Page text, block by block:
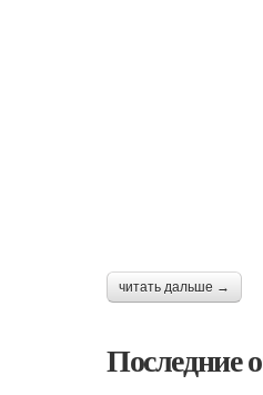
читать дальше →
Последние